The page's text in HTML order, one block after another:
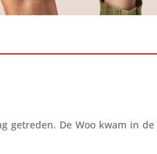
getreden. De Woo kwam in